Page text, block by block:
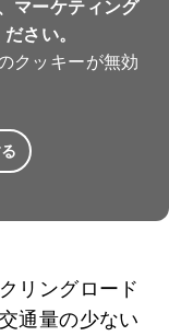
マーケティング
さい。
クッキーが無効
リングロード
通量の少ない